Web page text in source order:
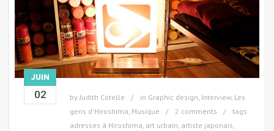
JUIN
02 byJudith Cotelle in Graphic design, Interview, Les
gens d'Hiroshima, Musique 2 comments
tags:
adresses à Hiroshima, art urbain, artiste japonais,